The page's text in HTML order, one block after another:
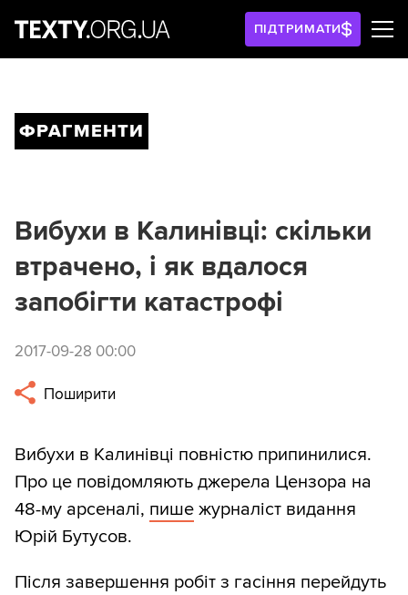
ПІДТРИМАТИ
ФРАГМЕНТИ
Вибухи в Калинівці: скільки
втрачено, і як вдалося
запобігти катастрофі
2017-09-28 00:00
Поширити
Вибухи в Калинівці повністю припинилися.
Про це повідомляють джерела Цензора на
48-му арсеналі, пише журналіст видання
Юрій Бутусов.
Після завершення робіт з гасіння перейдуть